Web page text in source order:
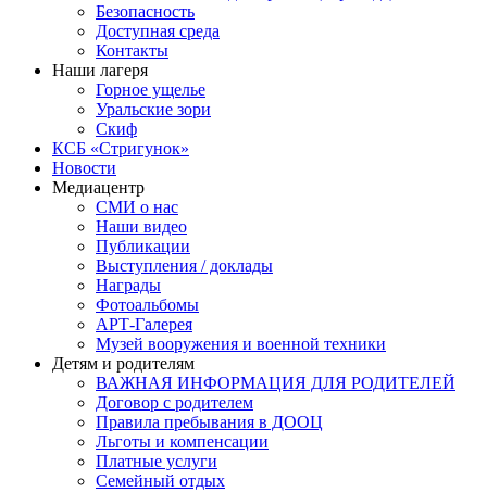
Безопасность
Доступная среда
Контакты
Наши лагеря
Горное ущелье
Уральские зори
Скиф
КСБ «Стригунок»
Новости
Медиацентр
СМИ о нас
Наши видео
Публикации
Выступления / доклады
Награды
Фотоальбомы
АРТ-Галерея
Музей вооружения и военной техники
Детям и родителям
ВАЖНАЯ ИНФОРМАЦИЯ ДЛЯ РОДИТЕЛЕЙ
Договор с родителем
Правила пребывания в ДООЦ
Льготы и компенсации
Платные услуги
Семейный отдых